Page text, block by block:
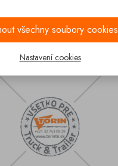
všechny soubory cookies
Nastavení cookies